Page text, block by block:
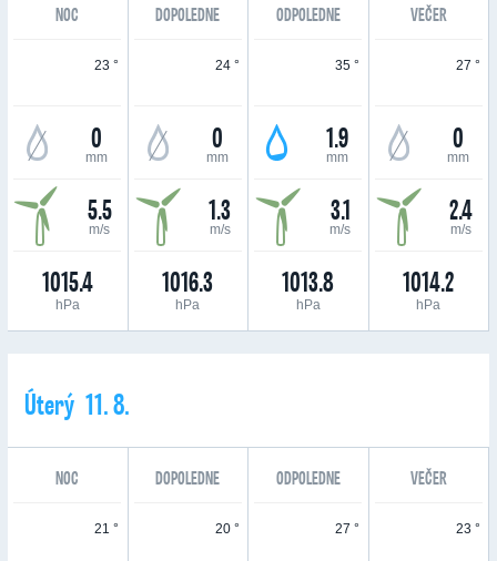
NOC DOPOLEDNE ODPOLEDNE VEČER
23 °
0
mm
5.5
m/s
1015.4
hPa
24 °
0
mm
1.3
m/s
1016.3
hPa
35 °
1.9
mm
3.1
m/s
1013.8
hPa
27 °
0
mm
2.4
m/s
1014.2
hPa
Úterý 11. 8.
NOC DOPOLEDNE ODPOLEDNE VEČER
21 ° 20 ° 27 ° 23 °